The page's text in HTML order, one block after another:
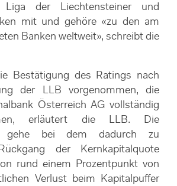
der Liechtensteiner und
mit und gehöre «zu den am
Banken weltweit», schreibt die
Bestätigung des Ratings nach
der LLB vorgenommen, die
Österreich AG vollständig
erläutert die LLB. Die
gehe bei dem dadurch zu
der Kernkapitalquote
rund einem Prozentpunkt von
Verlust beim Kapitalpuffer